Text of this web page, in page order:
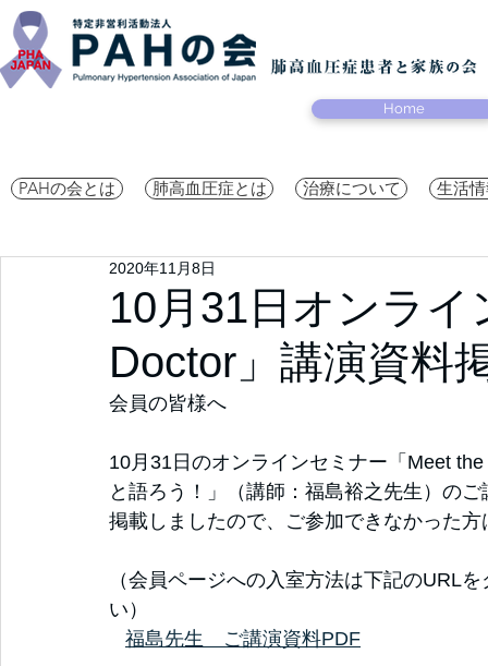
Home
PAHの会とは 肺高血圧症とは 治療について 生活
10月31日オンラ
Doctor」講演資料
2020年11月8日
会員の皆様へ
10月31日のオンラインセミナー「Meet
と語ろう！」（講師：福島裕之先生）の
掲載しましたので、ご参加できなかった
（会員ページへの入室方法は下記のURL
い）
福島先生　ご講演資料PDF